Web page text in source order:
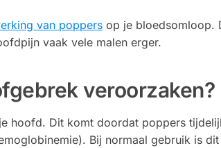
van poppers op je bloedsomloop.
vaak vele malen erger.
veroorzaken?
hoofd. Dit komt doordat poppers
Bij normaal gebruik is